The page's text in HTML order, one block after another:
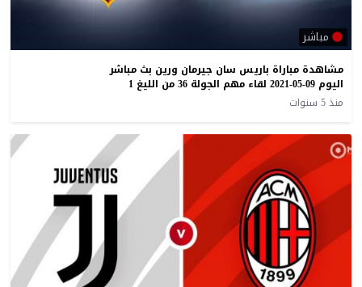
مباشر
مشاهدة مباراة باريس سان جيرمان ورين بث مباشر
اليوم 09-05-2021 لقاء مهم الجولة 36 من الليغ 1
منذ 5 سنوات